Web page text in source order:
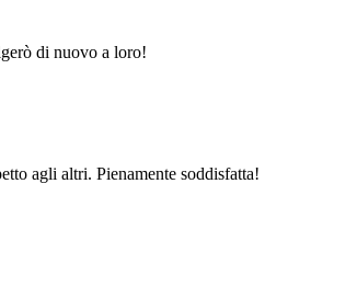
di nuovo a loro!
agli altri. Pienamente soddisfatta!